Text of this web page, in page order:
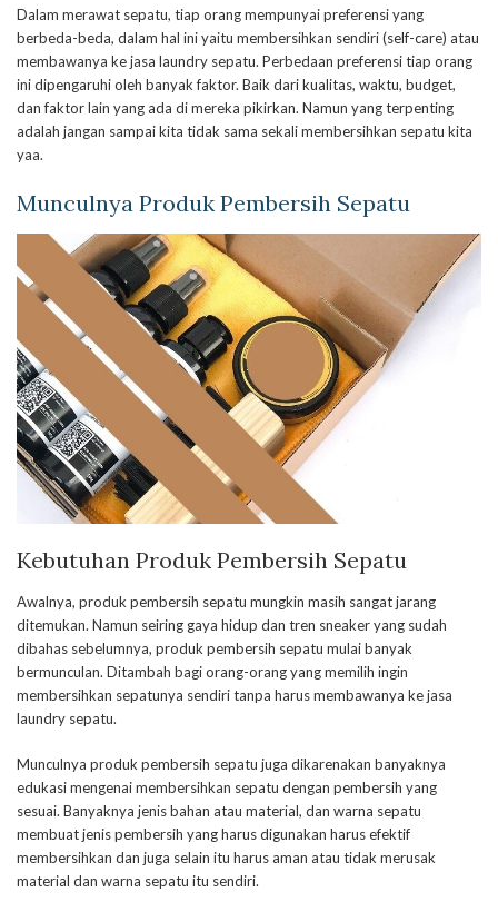
Dalam merawat sepatu, tiap orang mempunyai preferensi yang
berbeda-beda, dalam hal ini yaitu membersihkan sendiri (self-care) atau
membawanya ke jasa laundry sepatu. Perbedaan preferensi tiap orang
ini dipengaruhi oleh banyak faktor. Baik dari kualitas, waktu, budget,
dan faktor lain yang ada di mereka pikirkan. Namun yang terpenting
adalah jangan sampai kita tidak sama sekali membersihkan sepatu kita
yaa.
Munculnya Produk Pembersih Sepatu
Kebutuhan Produk Pembersih Sepatu
Awalnya, produk pembersih sepatu mungkin masih sangat jarang
ditemukan. Namun seiring gaya hidup dan tren sneaker yang sudah
dibahas sebelumnya, produk pembersih sepatu mulai banyak
bermunculan. Ditambah bagi orang-orang yang memilih ingin
membersihkan sepatunya sendiri tanpa harus membawanya ke jasa
laundry sepatu.
Munculnya produk pembersih sepatu juga dikarenakan banyaknya
edukasi mengenai membersihkan sepatu dengan pembersih yang
sesuai. Banyaknya jenis bahan atau material, dan warna sepatu
membuat jenis pembersih yang harus digunakan harus efektif
membersihkan dan juga selain itu harus aman atau tidak merusak
material dan warna sepatu itu sendiri.